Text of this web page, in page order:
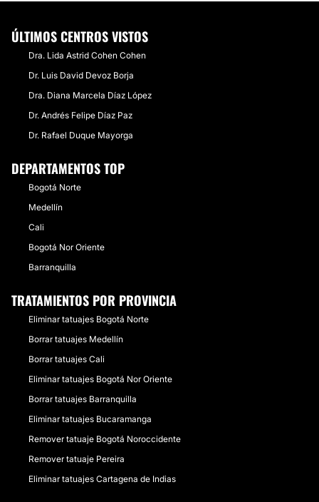
ÚLTIMOS CENTROS VISTOS
Dra. Lida Astrid Cohen Cohen
Dr. Luis David Devoz Borja
Dra. Diana Marcela Díaz López
Dr. Andrés Felipe Díaz Paz
Dr. Rafael Duque Mayorga
DEPARTAMENTOS TOP
Bogotá Norte
Medellín
Cali
Bogotá Nor Oriente
Barranquilla
TRATAMIENTOS POR PROVINCIA
Eliminar tatuajes Bogotá Norte
Borrar tatuajes Medellín
Borrar tatuajes Cali
Eliminar tatuajes Bogotá Nor Oriente
Borrar tatuajes Barranquilla
Eliminar tatuajes Bucaramanga
Remover tatuaje Bogotá Noroccidente
Remover tatuaje Pereira
Eliminar tatuajes Cartagena de Indias